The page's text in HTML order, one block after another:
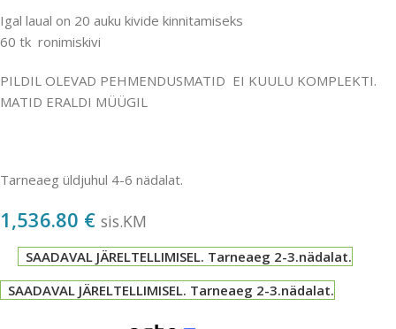
Igal laual on 20 auku kivide kinnitamiseks
60 tk ronimiskivi
PILDIL OLEVAD PEHMENDUSMATID EI KUULU KOMPLEKTI.
MATID ERALDI MÜÜGIL
Tarneaeg üldjuhul 4-6 nädalat.
1,536.80 € sis.KM
SAADAVAL JÄRELTELLIMISEL. Tarneaeg 2-3.nädalat.
SAADAVAL JÄRELTELLIMISEL. Tarneaeg 2-3.nädalat.